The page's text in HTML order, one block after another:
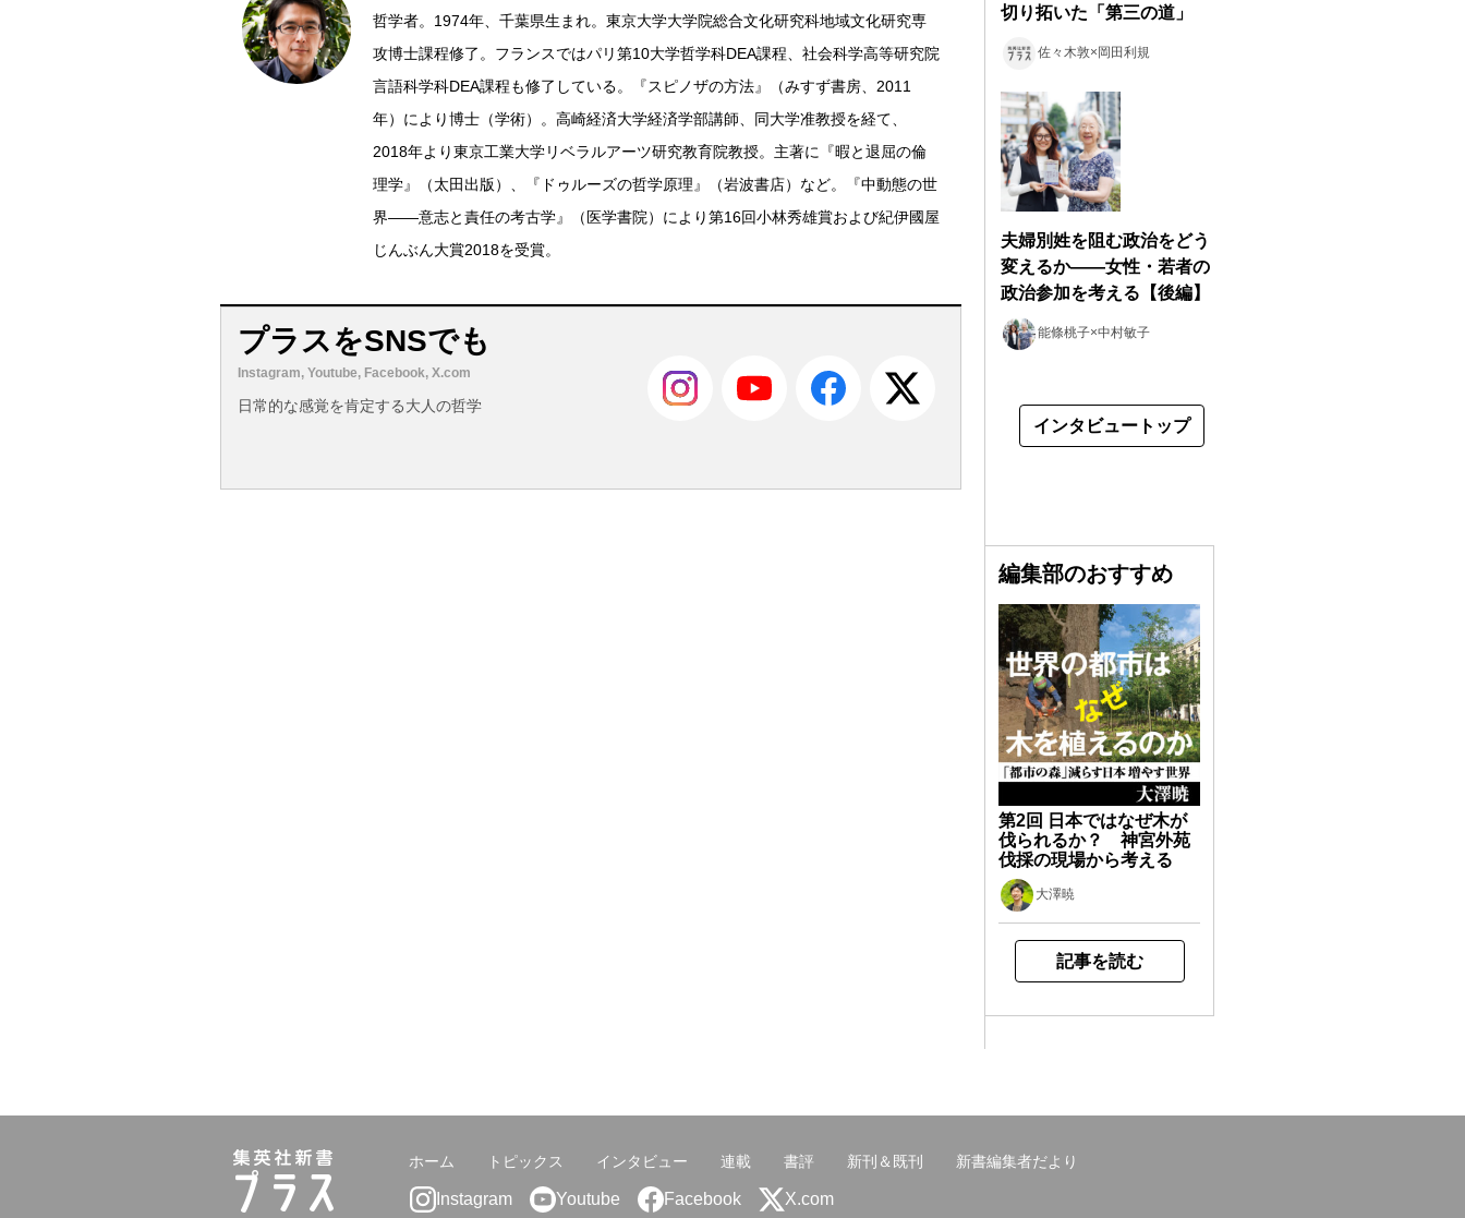
哲学者。1974年、千葉県生まれ。東京大学大学院総合文化研究科地域文化研究専
攻博士課程修了。フランスではパリ第10大学哲学科DEA課程、社会科学高等研究院
言語科学科DEA課程も修了している。『スピノザの方法』（みすず書房、2011
年）により博士（学術）。高崎経済大学経済学部講師、同大学准教授を経て、
2018年より東京工業大学リベラルアーツ研究教育院教授。主著に『暇と退屈の倫
理学』（太田出版）、『ドゥルーズの哲学原理』（岩波書店）など。『中動態の世
界――意志と責任の考古学』（医学書院）により第16回小林秀雄賞および紀伊國屋
じんぶん大賞2018を受賞。
プラスをSNSでも
Instagram, Youtube, Facebook, X.com
日常的な感覚を肯定する大人の哲学
切り拓いた「第三の道」
佐々木敦×岡田利規
夫婦別姓を阻む政治をどう
変えるか――女性・若者の
政治参加を考える【後編】
能條桃子×中村敏子
インタビュートップ
編集部のおすすめ
第2回 日本ではなぜ木が
伐られるか？ 神宮外苑
伐採の現場から考える
大澤暁
記事を読む
ホーム トピックス インタビュー 連載 書評 新刊＆既刊 新書編集者だより
Instagram Youtube Facebook X.com